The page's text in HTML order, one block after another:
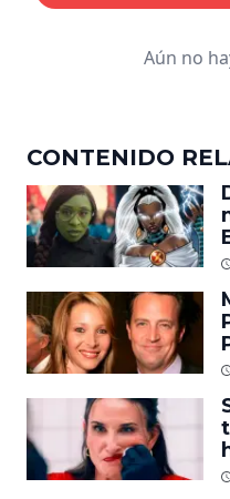
Aún no
CONTENIDO